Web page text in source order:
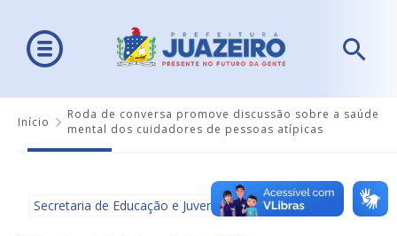
Início
Roda de conversa promove discussão sobre a saúde
mental dos cuidadores de pessoas atípicas
Secretaria de Educação e Juventude - SEDUC